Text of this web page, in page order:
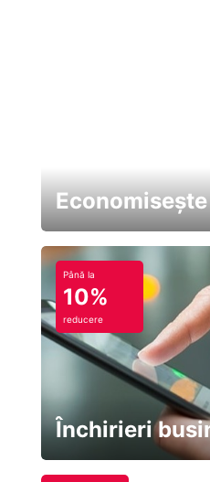
Până la
10%
reducere
Închirieri